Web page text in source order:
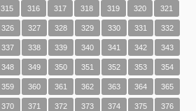
315 316 317 318 319 320 321
326 327 328 329 330 331 332
337 338 339 340 341 342 343
348 349 350 351 352 353 354
359 360 361 362 363 364 365
370 371 372 373 374 375 376